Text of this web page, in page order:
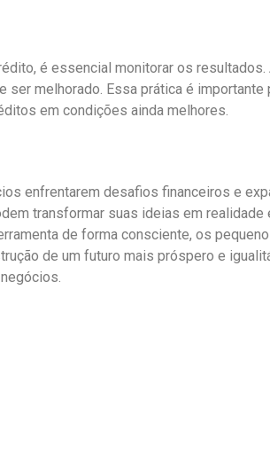
é essencial monitorar os
melhorado. Essa prática é
em condições ainda melhores.
enfrentarem desafios financeiros e
transformar suas ideias em realidade
de forma consciente, os
de um futuro mais próspero e